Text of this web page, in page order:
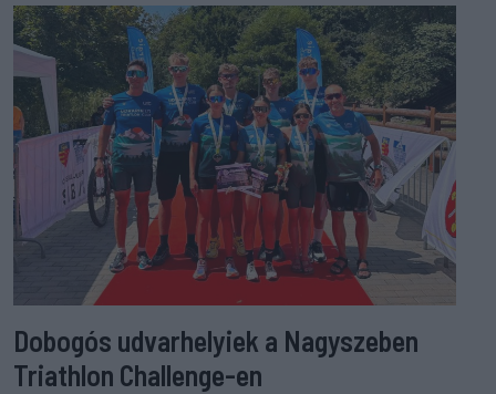
Dobogós udvarhelyiek a Nagyszeben
Triathlon Challenge-en